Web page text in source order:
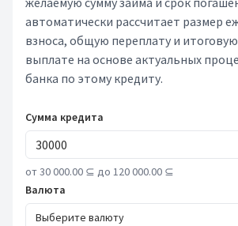
автоматически рассчитает размер
взноса, общую переплату и
выплате на основе актуальных
банка по этому кредиту.
Сумма кредита
от 30 000.00 ⊆ до 120 000.00 ⊆
Валюта
Выберите валюту